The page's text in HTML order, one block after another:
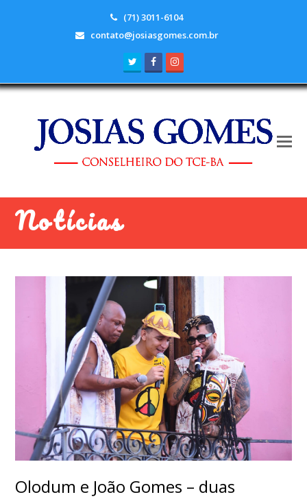
(71) 3011-6104
contato@josiasgomes.com.br
TwitterFacebook
Notícias
Olodum e João Gomes – duas